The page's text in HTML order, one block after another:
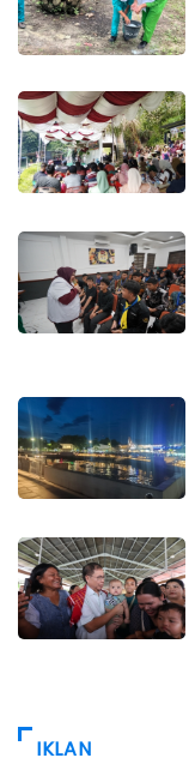
IKLAN